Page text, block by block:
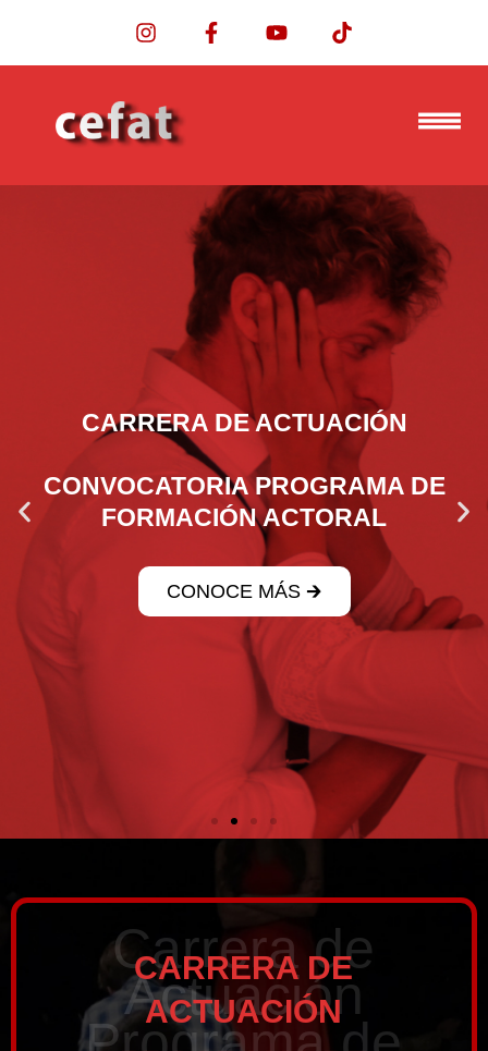
CARRERA DE ACTUACIÓN
CONVOCATORIA PROGRAMA DE
FORMACIÓN ACTORAL
CONOCE MÁS 🡲
CARRERA DE
ACTUACIÓN
Carrera de
Actuación